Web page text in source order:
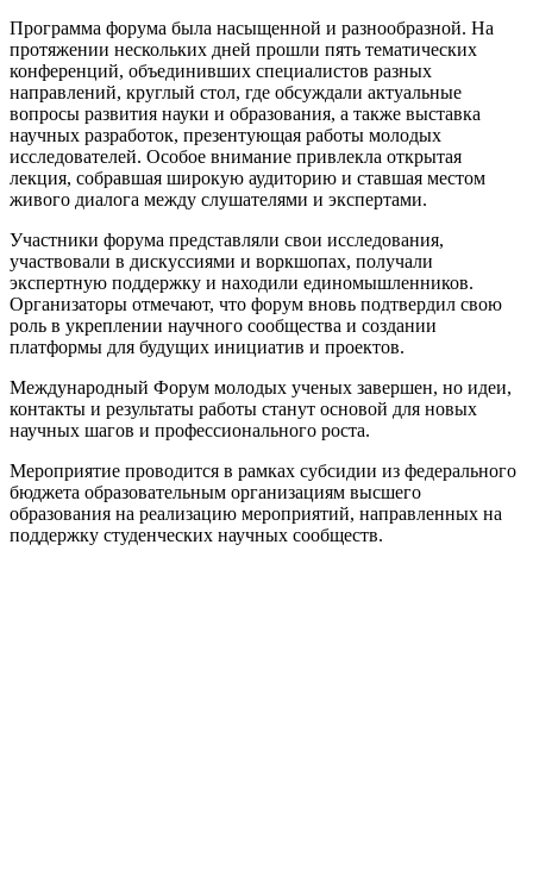
Программа форума была насыщенной и разнообразной. На
протяжении нескольких дней прошли пять тематических
конференций, объединивших специалистов разных
направлений, круглый стол, где обсуждали актуальные
вопросы развития науки и образования, а также выставка
научных разработок, презентующая работы молодых
исследователей. Особое внимание привлекла открытая
лекция, собравшая широкую аудиторию и ставшая местом
живого диалога между слушателями и экспертами.
Участники форума представляли свои исследования,
участвовали в дискуссиями и воркшопах, получали
экспертную поддержку и находили единомышленников.
Организаторы отмечают, что форум вновь подтвердил свою
роль в укреплении научного сообщества и создании
платформы для будущих инициатив и проектов.
Международный Форум молодых ученых завершен, но идеи,
контакты и результаты работы станут основой для новых
научных шагов и профессионального роста.
Мероприятие проводится в рамках субсидии из федерального
бюджета образовательным организациям высшего
образования на реализацию мероприятий, направленных на
поддержку студенческих научных сообществ.